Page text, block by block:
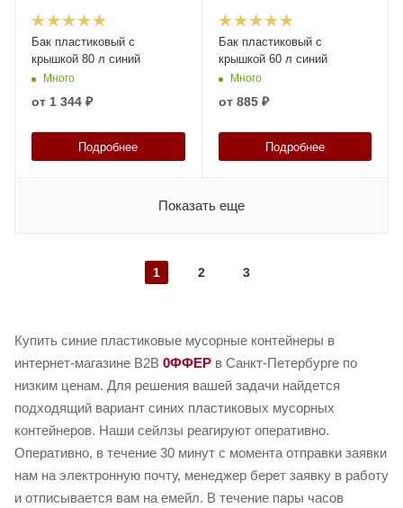
Бак пластиковый с
крышкой 80 л синий
Много
от 1 344 ₽
Подробнее
Бак пластиковый с
крышкой 60 л синий
Много
от 885 ₽
Подробнее
Показать еще
1 2 3
Купить синие пластиковые мусорные контейнеры в
интернет-магазине B2B 0ФФЕР в Санкт-Петербурге по
низким ценам. Для решения вашей задачи найдется
подходящий вариант синих пластиковых мусорных
контейнеров. Наши сейлзы реагируют оперативно.
Оперативно, в течение 30 минут с момента отправки заявки
нам на электронную почту, менеджер берет заявку в работу
и отписывается вам на емейл. В течение пары часов